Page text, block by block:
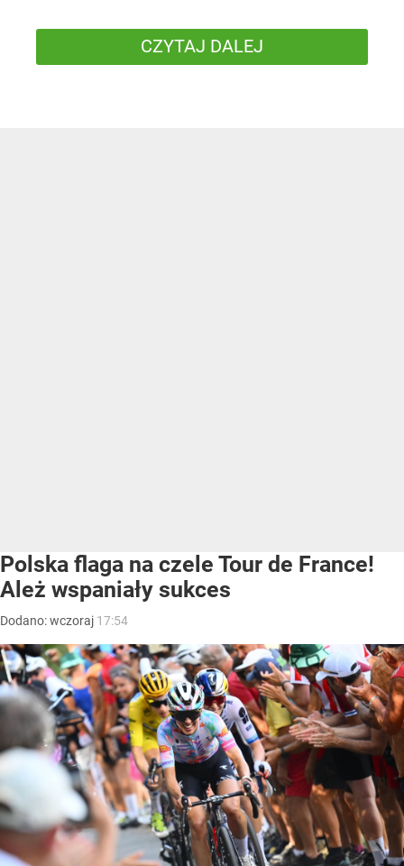
CZYTAJ DALEJ
Polska flaga na czele Tour de France!
Ależ wspaniały sukces
Dodano:wczoraj 17:54